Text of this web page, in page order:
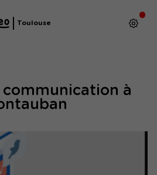
Toulouse
communication à